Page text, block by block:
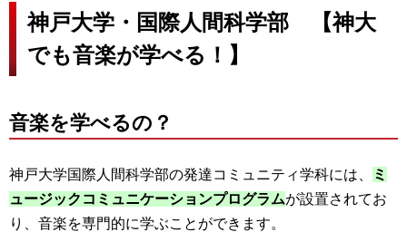
神戸大学・国際人間科学部 【神大
でも音楽が学べる！】
音楽を学べるの？
神戸大学国際人間科学部の発達コミュニティ学科には、
ミ
ュージックコミュニケーションプログラムが設置されてお
り、音楽を専門的に学ぶことができます。